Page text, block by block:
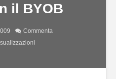
il BYOB
Commenta